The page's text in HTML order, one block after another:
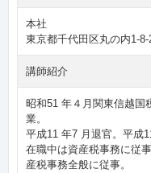
本社
東京都千代田区丸の内1-
講師紹介
昭和51 年４月関東信越国
業。
平成11 年7 月退官。平成
在職中は資産税事務に従
産税事務全般に従事。